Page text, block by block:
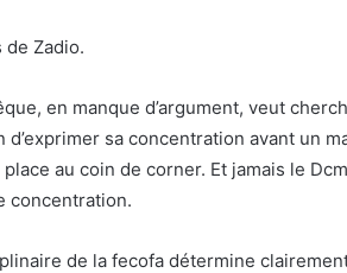
Zadio.
en manque d’argument, veut
d’exprimer sa concentration avant un
au coin de corner. Et jamais le
concentration.
de la fecofa détermine